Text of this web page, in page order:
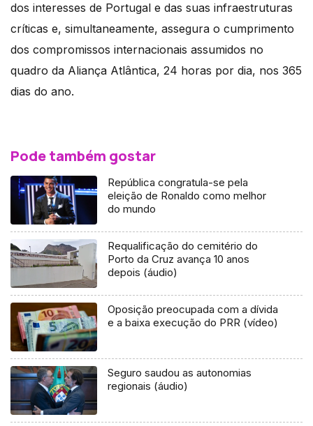
dos interesses de Portugal e das suas infraestruturas
críticas e, simultaneamente, assegura o cumprimento
dos compromissos internacionais assumidos no
quadro da Aliança Atlântica, 24 horas por dia, nos 365
dias do ano.
Pode também gostar
República congratula-se pela
eleição de Ronaldo como melhor
do mundo
Requalificação do cemitério do
Porto da Cruz avança 10 anos
depois (áudio)
Oposição preocupada com a dívida
e a baixa execução do PRR (vídeo)
Seguro saudou as autonomias
regionais (áudio)